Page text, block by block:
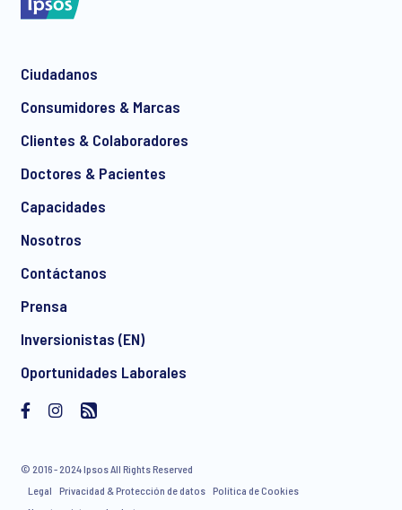
*
communication about products and services including
invitations to free events and articles from Ipsos. You may
withdraw your consent at any time with effect for the future.
Ciudadanos
Consumidores & Marcas
Clientes & Colaboradores
Doctores & Pacientes
Capacidades
Nosotros
Contáctanos
Prensa
Inversionistas (EN)
Oportunidades Laborales
© 2016 - 2024 Ipsos All Rights Reserved
Legal
Privacidad & Protección de datos Política de Cookies